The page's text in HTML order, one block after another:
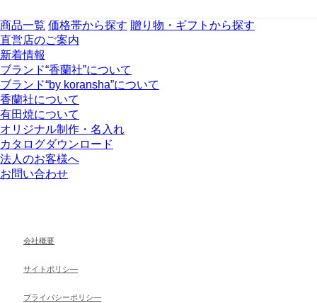
商品一覧 価格帯から探す 贈り物・ギフトから探す
直営店のご案内
新着情報
ブランド“香蘭社”について
ブランド“by koransha”について
香蘭社について
有田焼について
オリジナル制作・名入れ
カタログダウンロード
法人のお客様へ
お問い合わせ
会社概要
サイトポリシ―
ブライパシーポリシ―